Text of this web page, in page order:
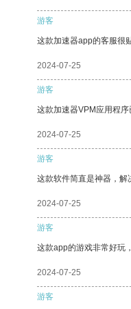
游客
这款加速器app的客服很
2024-07-25
游客
这款加速器VPM应用程序
2024-07-25
游客
这款软件简直是神器，解
2024-07-25
游客
这款app的游戏非常好玩
2024-07-25
游客